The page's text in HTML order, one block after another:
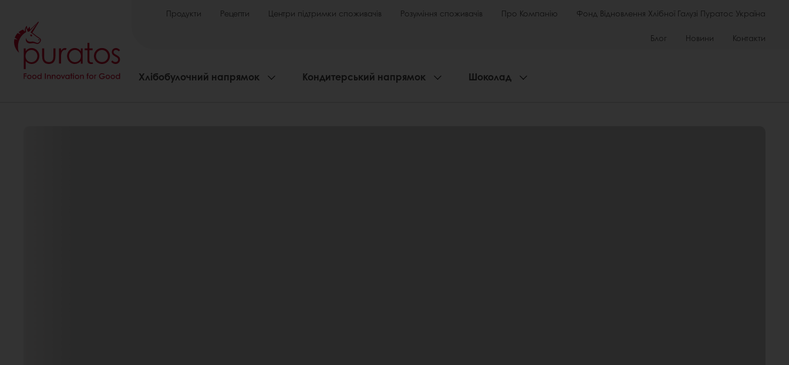
Продукти Рецепти Центри підтримки споживачів Розуміння споживачів Про Компанію Фонд Відновлення Хлібної Галузі Пуратос Україна
Блог Новини Контакти
Хлібобулочний напрямок Кондитерський напрямок Шоколад